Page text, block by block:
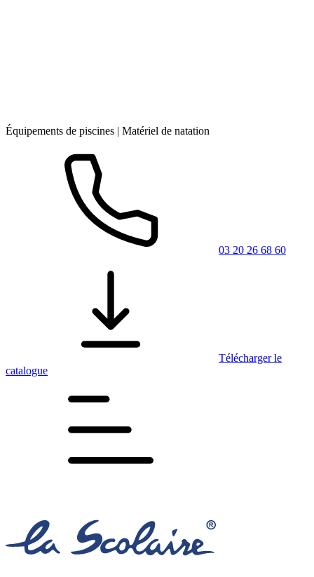
Équipements de piscines | Matériel de natation
03 20 26 68 60
Télécharger le
catalogue